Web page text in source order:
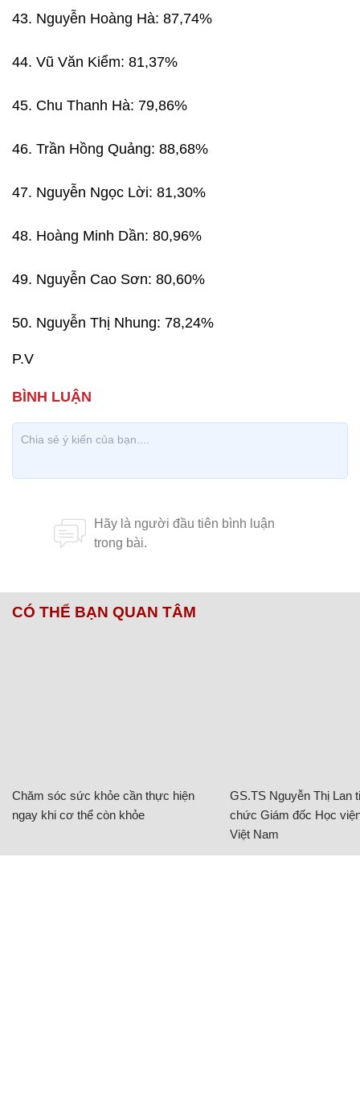
43. Nguyễn Hoàng Hà: 87,74%
44. Vũ Văn Kiểm: 81,37%
45. Chu Thanh Hà: 79,86%
46. Trần Hồng Quảng: 88,68%
47. Nguyễn Ngọc Lời: 81,30%
48. Hoàng Minh Dần: 80,96%
49. Nguyễn Cao Sơn: 80,60%
50. Nguyễn Thị Nhung: 78,24%
P.V
CÓ THỂ BẠN QUAN TÂM
Chăm sóc sức khỏe cần thực hiện
ngay khi cơ thể còn khỏe
GS.TS Nguyễn Thị Lan
chức Giám đốc Học
Việt Nam